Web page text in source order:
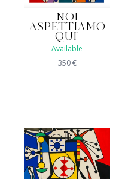
NOI
ASPETTIAMO
QUI'
Available
350€